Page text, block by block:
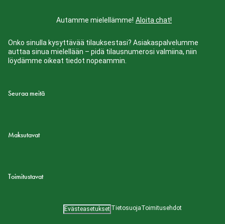
Autamme mielellämme! Aloita chat!
Onko sinulla kysyttävää tilauksestasi? Asiakaspalvelumme
auttaa sinua mielellään – pidä tilausnumerosi valmiina, niin
löydämme oikeat tiedot nopeammin.
Seuraa meitä
Maksutavat
Toimitustavat
Evästeasetukset TietosuojaToimitusehdot